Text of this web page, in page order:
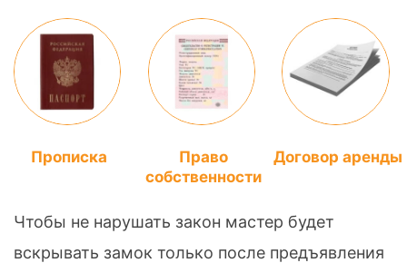
Прописка
Право
собственности
Договор аренды
Чтобы не нарушать закон мастер будет
вскрывать замок только после предъявления